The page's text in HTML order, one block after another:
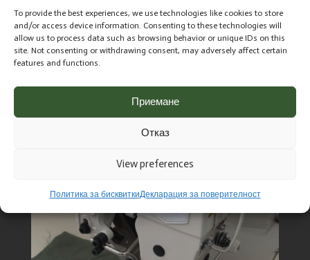
To provide the best experiences, we use technologies like cookies to store
and/or access device information. Consenting to these technologies will
allow us to process data such as browsing behavior or unique IDs on this
site. Not consenting or withdrawing consent, may adversely affect certain
features and functions.
Приемане
Отказ
View preferences
Политика за бисквиткиДекларация за поверителност
3. Декоративен детайл (опция)
Текстилна лента с бродерия.
Акцент, който оформя визията.